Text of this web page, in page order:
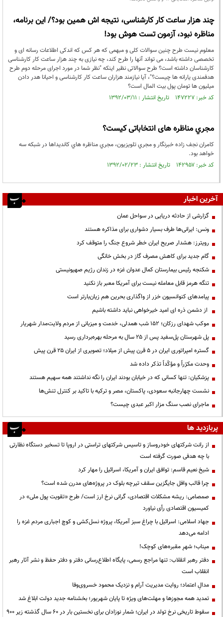
چند هزار ساعت کار کارشناسی، نتیجه اش همین بود؟/ این برنامه،
مناظره نبود، آزمون تست هوش بود!
معلوم نیست طرح چنین سوالات کلی و مبهمی که هر کس که اندکی اطلاعات رسانه ای و
تخصصی داشته باشد، می تواند آنها را طرح کند، چه نیازی به چند هزار ساعت کار کارشناسی
کارشناسان داشته است؟ طرح سوالاتی نظیر اینکه "نظر شما در مورد اجرای مرحله دوم طرح
هدفمندی یارانه ها چیست؟"، آیا نیازمند هزاران ساعت کار کارشناسی و احیانا هدر دادن
میلیون ها تومان پول بیت المال است؟
کد خبر: ۱۴۷۲۲۷ تاریخ انتشار : ۱۳۹۲/۰۳/۱۱
مجري مناظره های انتخاباتی كيست؟
كامران نجف زاده خبرنگار و مجري تلويزيون، مجري مناظره هاي كانديداها در شبكه سه
خواهد بود.
کد خبر: ۱۴۲۹۵۷ تاریخ انتشار : ۱۳۹۲/۰۲/۲۳
آخرین اخبار
گزارشی از حادثه دریایی در سواحل عمان
ونس: ایرانی‌ها طرف بسیار دشواری برای مذاکره هستند
رویترز: هشدار صریح ایران خطر شروع جنگ را متوقف کرد
گام جدید برای کاهش مصرف گاز در بخش خانگی
شکنجه رئیس بیمارستان کمال عدوان غزه در زندان رژیم صهیونیستی
تنگه هرمز قابل معامله نیست برای آمریکا معبر باز نکنید
پیامدهای کنوانسیون خزر از واگذاری بحرین هم زیان‌بارتر است
از دشمن ذره ای امید خیرخواهی نباید داشته باشیم
موکب شهدای رزکان؛ ۱۵۲ شب همدلی، خدمت و میزبانی از مردم ولایت‌مدار شهریار
پل شهرستان پل‌سفید پس از ۲۵ سال به مرحله بهره‌برداری رسید
گستره امپراتوری ایران در ۵ قرن پیش از میلاد؛ تصویری از ایران ۲۵ قرن پیش
وحدت مکرّراً و مؤکّداً تذکر داده شد
پزشکیان: تنها کسانی که در خیابان بودند ایران را نگه نداشتند همه سهیم هستند
نشست چهارجانبه سعودی، پاکستان، مصر و ترکیه با تاکید بر کنترل تنش‌ها
ماجرای نصب سنگ مزار اکبر عبدی چیست؟
پربازدید ها
از رانت‌ شرکتهای خودروساز و تاسیس شرکتهای تراستی در اروپا تا تسخیر دستگاه نظارتی
با چه هدفی صورت گرفته است
شیخ نعیم قاسم: توافق ایران و آمریکا، اسرائیل را مهار کرد
چرا قالب وافل جایگزین سقف تیرچه بلوک در پروژه‌های مدرن شده است؟
صمصامی: ریشه مشکلات اقتصادی، گرانی نرخ ارز است/ طرح «تقویت پول ملی» در
کمیسیون اقتصادی رأی نیاورد
جهاد اسلامی: اسرائیل با چراغ سبز آمریکا، پروژه نسل‌کشی و کوچ اجباری مردم غزه را
ادامه می‌دهد
میناب؛ شهرِ مقبره‌های کوچک!
دفتر رهبر انقلاب: تنها مراجع رسمی، پایگاه اطلاع‌رسانی دفتر و دفتر حفظ و نشر آثار رهبر
انقلاب است
مدالِ اعتماد؛ روایت مدیریت آرام و نزدیک محمود خسروی‌وفا
تمدید همه مجوزها و مهلت‌های ویژه تا پایان شهریور؛ بخشنامه جدید دولت ابلاغ شد
سقوط تاریخی نرخ تولد در ایران؛ شمار نوزادان برای نخستین بار در ۶۰ سال گذشته زیر ۹۰۰